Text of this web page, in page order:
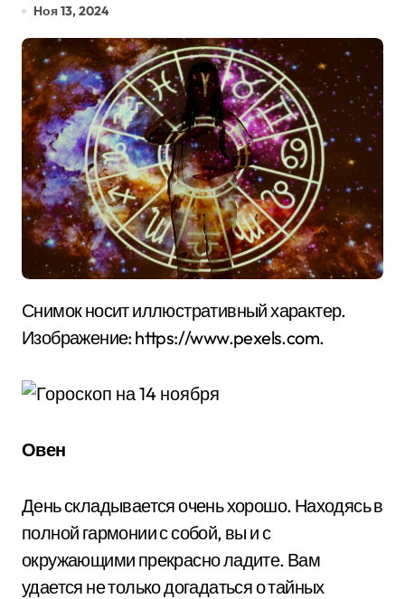
Ноя 13, 2024
Снимок носит иллюстративный характер.
Изображение: https://www.pexels.com.
Овен
День складывается очень хорошо. Находясь в
полной гармонии с собой, вы и с
окружающими прекрасно ладите. Вам
удается не только догадаться о тайных